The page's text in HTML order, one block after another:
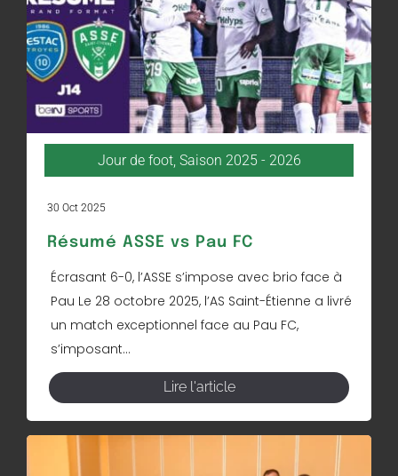
Jour de foot, Saison 2025 - 2026
30 Oct 2025
Résumé ASSE vs Pau FC
Écrasant 6-0, l’ASSE s’impose avec brio face à
Pau Le 28 octobre 2025, l’AS Saint-Étienne a livré
un match exceptionnel face au Pau FC,
s’imposant...
Lire l'article